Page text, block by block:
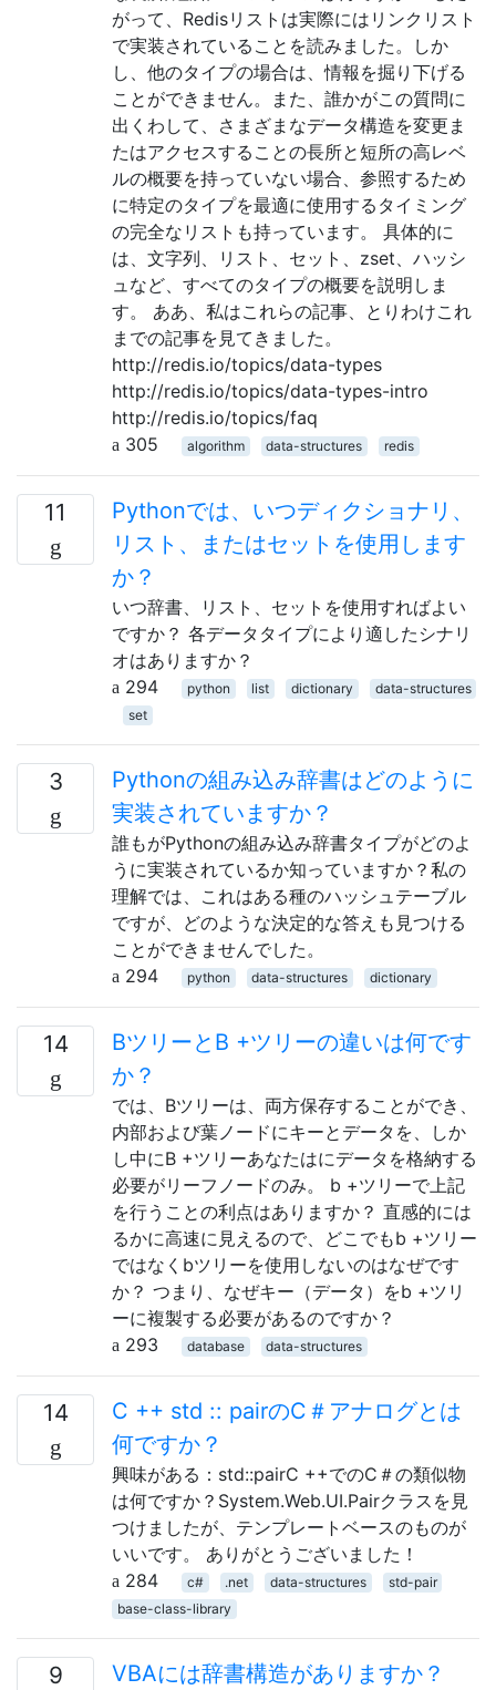
がって、Redisリストは実際にはリンクリスト
で実装されていることを読みました。しか
し、他のタイプの場合は、情報を掘り下げる
ことができません。また、誰かがこの質問に
出くわして、さまざまなデータ構造を変更ま
たはアクセスすることの長所と短所の高レベ
ルの概要を持っていない場合、参照するため
に特定のタイプを最適に使用するタイミング
の完全なリストも持っています。 具体的に
は、文字列、リスト、セット、zset、ハッシ
ュなど、すべてのタイプの概要を説明しま
す。 ああ、私はこれらの記事、とりわけこれ
までの記事を見てきました。
http://redis.io/topics/data-types
http://redis.io/topics/data-types-intro
http://redis.io/topics/faq
305
algorithm data-structures redis
11
Pythonでは、いつディクショナリ、
リスト、またはセットを使用します
か？
いつ辞書、リスト、セットを使用すればよい
ですか？ 各データタイプにより適したシナリ
オはありますか？
294
python list dictionary
data-structures
set
3
Pythonの組み込み辞書はどのように
実装されていますか？
誰もがPythonの組み込み辞書タイプがどのよ
うに実装されているか知っていますか？私の
理解では、これはある種のハッシュテーブル
ですが、どのような決定的な答えも見つける
ことができませんでした。
294
python data-structures dictionary
14
BツリーとB +ツリーの違いは何です
か？
では、Bツリーは、両方保存することができ、
内部および葉ノードにキーとデータを、しか
し中にB +ツリーあなたはにデータを格納する
必要がリーフノードのみ。 b +ツリーで上記
を行うことの利点はありますか？ 直感的には
るかに高速に見えるので、どこでもb +ツリー
ではなくbツリーを使用しないのはなぜです
か？ つまり、なぜキー（データ）をb +ツリ
ーに複製する必要があるのですか？
293
database data-structures
14
C ++ std :: pairのC＃アナログとは
何ですか？
興味がある：std::pairC ++でのC＃の類似物
は何ですか？System.Web.UI.Pairクラスを見
つけましたが、テンプレートベースのものが
いいです。 ありがとうございました！
284
c# .net data-structures
std-pair
base-class-library
9 VBAには辞書構造がありますか？